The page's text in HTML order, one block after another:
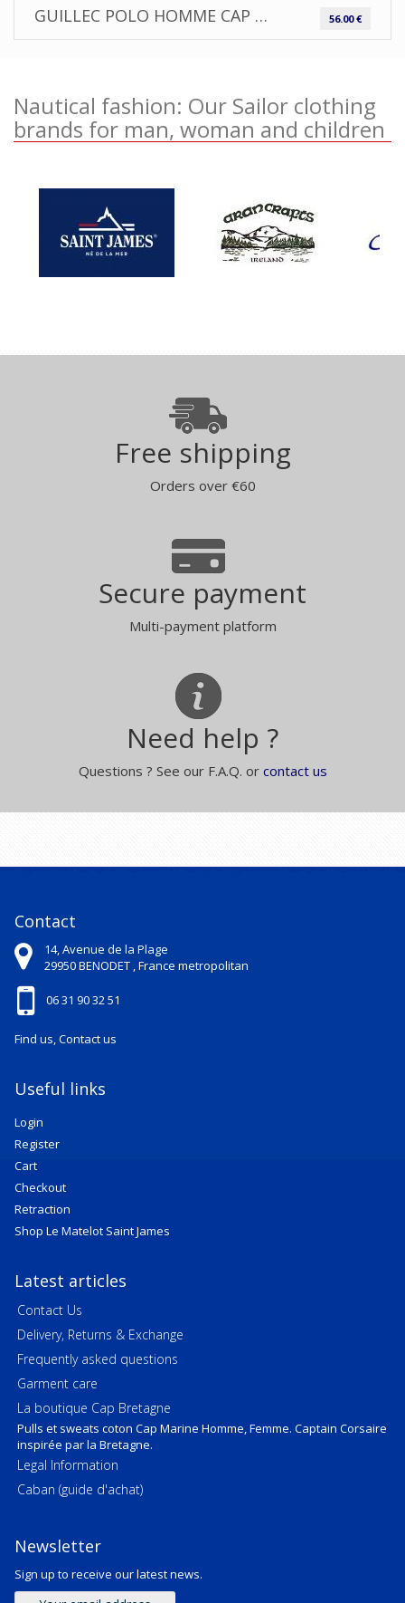
GUILLEC POLO HOMME CAP MARINE 56.00 €
Nautical fashion: Our Sailor clothing
brands for man, woman and children
Free shipping
Orders over €60
Secure payment
Multi-payment platform
Need help ?
Questions ? See our F.A.Q. or contact us
Contact
14, Avenue de la Plage
29950BENODET ,France metropolitan
06 31 90 32 51
Find us, Contact us
Useful links
Login
Register
Cart
Checkout
Retraction
Shop Le Matelot Saint James
Latest articles
Contact Us
Delivery, Returns & Exchange
Frequently asked questions
Garment care
La boutique Cap Bretagne
Pulls et sweats coton Cap Marine Homme, Femme. Captain Corsaire
inspirée par la Bretagne.
Legal Information
Caban (guide d'achat)
Newsletter
Sign up to receive our latest news.
Email